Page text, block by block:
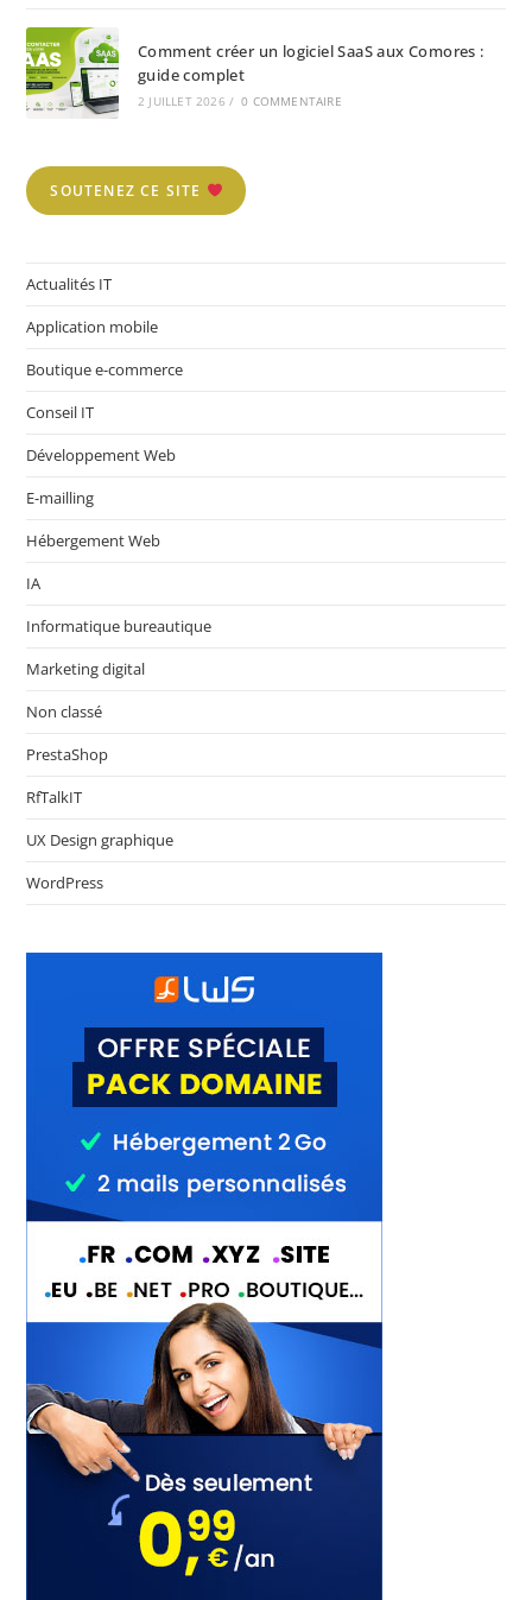
Comment créer un logiciel SaaS aux Comores :
guide complet
2 JUILLET 2026 / 0 COMMENTAIRE
SOUTENEZ CE SITE
Actualités IT
Application mobile
Boutique e-commerce
Conseil IT
Développement Web
E-mailling
Hébergement Web
IA
Informatique bureautique
Marketing digital
Non classé
PrestaShop
RfTalkIT
UX Design graphique
WordPress